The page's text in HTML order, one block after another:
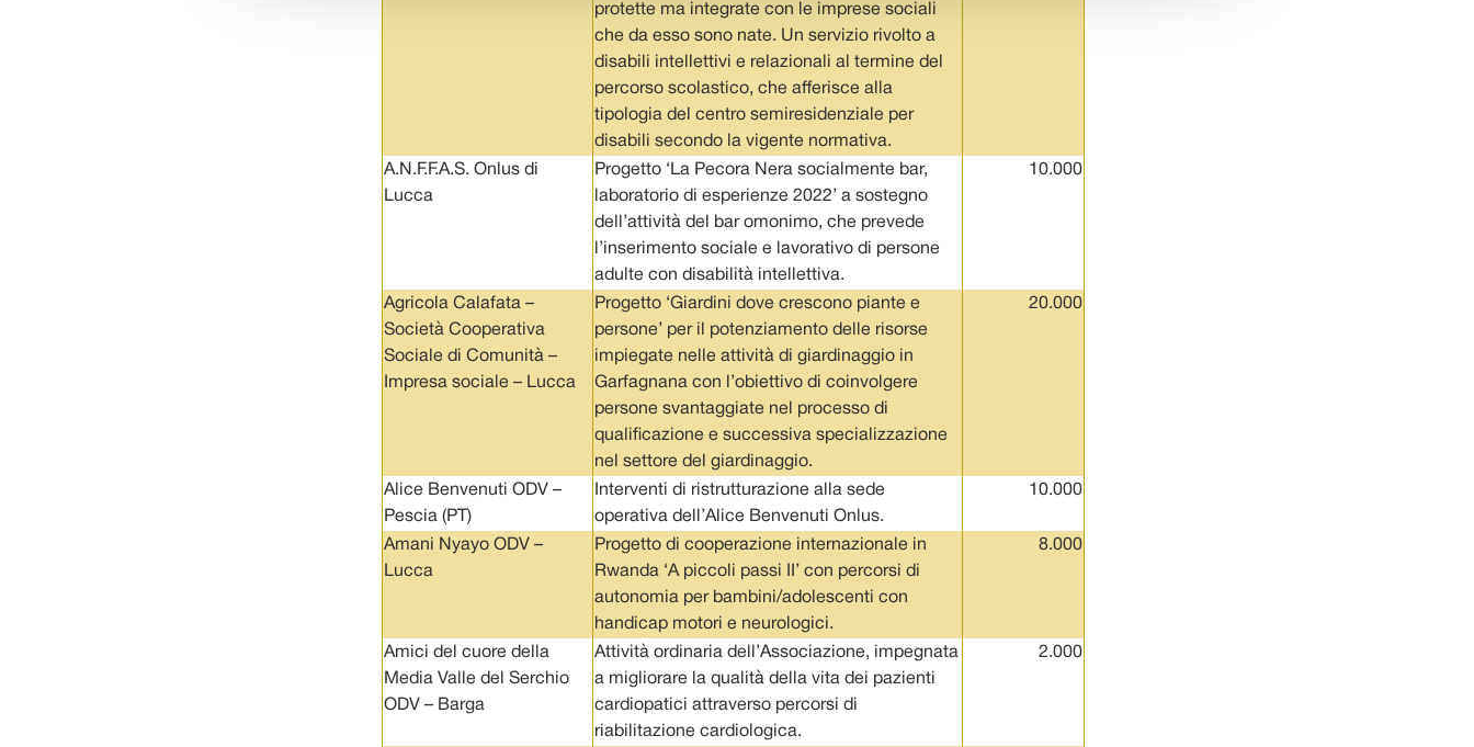
protette ma integrate con le imprese sociali
che da esso sono nate. Un servizio rivolto a
disabili intellettivi e relazionali al termine del
percorso scolastico, che afferisce alla
tipologia del centro semiresidenziale per
disabili secondo la vigente normativa.
A.N.F.F.A.S. Onlus di
Lucca
Progetto ‘La Pecora Nera socialmente bar,
laboratorio di esperienze 2022’ a sostegno
dell’attività del bar omonimo, che prevede
l’inserimento sociale e lavorativo di persone
adulte con disabilità intellettiva.
10.000
Agricola Calafata –
Società Cooperativa
Sociale di Comunità –
Impresa sociale – Lucca
Progetto ‘Giardini dove crescono piante e
persone’ per il potenziamento delle risorse
impiegate nelle attività di giardinaggio in
Garfagnana con l’obiettivo di coinvolgere
persone svantaggiate nel processo di
qualificazione e successiva specializzazione
nel settore del giardinaggio.
20.000
Alice Benvenuti ODV –
Pescia (PT)
Interventi di ristrutturazione alla sede
operativa dell’Alice Benvenuti Onlus.
10.000
Amani Nyayo ODV –
Lucca
Progetto di cooperazione internazionale in
Rwanda ‘A piccoli passi II’ con percorsi di
autonomia per bambini/adolescenti con
handicap motori e neurologici.
8.000
Amici del cuore della
Media Valle del Serchio
ODV – Barga
Attività ordinaria dell’Associazione, impegnata
a migliorare la qualità della vita dei pazienti
cardiopatici attraverso percorsi di
riabilitazione cardiologica.
2.000